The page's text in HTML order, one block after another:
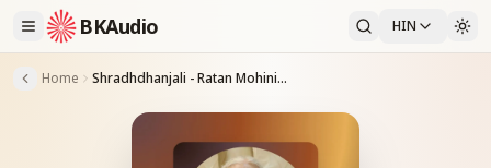
BKAudio HIN
Home Shradhdhanjali - Ratan Mohini Dadiji